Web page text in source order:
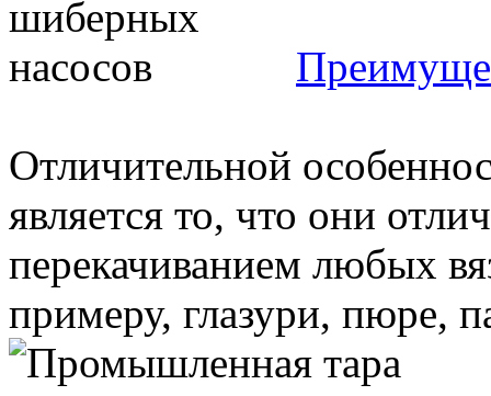
Отличительной
является то, что они
перекачиванием любых
примеру, глазури, пюре,